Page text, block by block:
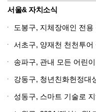
서울& 자치소식
도봉구, 지체장애인 전용
서초구, 양재천 천천투어
송파구, 관내 모든 어린
강동구, 청년친화헌정대
성동구, 스마트 기술로